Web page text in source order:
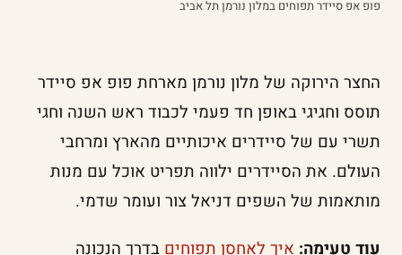
פופ אפ סיידר תפוחים במלון נורמן תל אביב
החצר הירוקה של מלון נורמן מארחת פופ אפ סיידר
תוסס וחגיגי באופן חד פעמי לכבוד ראש השנה וחגי
תשרי עם של סיידרים איכותיים מהארץ ומרחבי
העולם. את הסיידרים ילווה תפריט אוכל עם מנות
מותאמות של השפים דניאל צור ועומר שדמי.
עוד טעימה: איך לאחסן תפוחיםבדרך הנכונה